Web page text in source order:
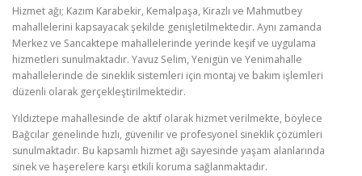
Hizmet ağı; Kazım Karabekir, Kemalpaşa, Kirazlı ve Mahmutbey
mahallelerini kapsayacak şekilde genişletilmektedir. Aynı zamanda
Merkez ve Sancaktepe mahallelerinde yerinde keşif ve uygulama
hizmetleri sunulmaktadır. Yavuz Selim, Yenigün ve Yenimahalle
mahallelerinde de sineklik sistemleri için montaj ve bakım işlemleri
düzenli olarak gerçekleştirilmektedir.
Yıldıztepe mahallesinde de aktif olarak hizmet verilmekte, böylece
Bağcılar genelinde hızlı, güvenilir ve profesyonel sineklik çözümleri
sunulmaktadır. Bu kapsamlı hizmet ağı sayesinde yaşam alanlarında
sinek ve haşerelere karşı etkili koruma sağlanmaktadır.